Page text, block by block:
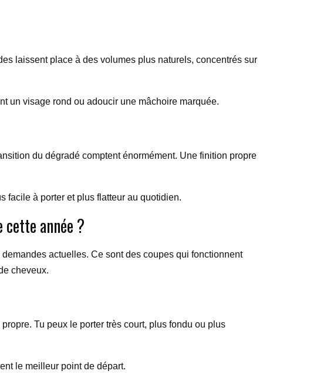
laissent place à des volumes plus naturels, concentrés sur
un visage rond ou adoucir une mâchoire marquée.
du dégradé comptent énormément. Une finition propre
facile à porter et plus flatteur au quotidien.
année ?
actuelles. Ce sont des coupes qui fonctionnent
cheveux.
Tu peux le porter très court, plus fondu ou plus
le meilleur point de départ.